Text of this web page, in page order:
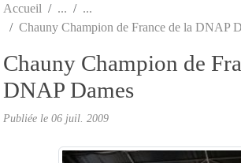
Accueil
Chauny Champion de France de la DNAP
Chauny Champion de
DNAP Dames
Publiée le 06 juil. 2009